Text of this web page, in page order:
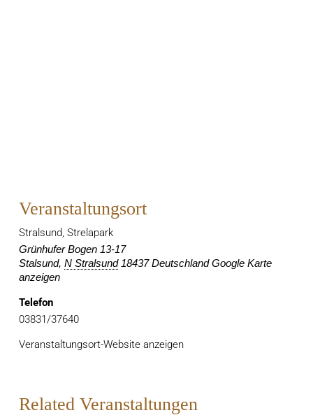
Veranstaltungsort
Stralsund, Strelapark
Grünhufer Bogen 13-17
Stalsund, N Stralsund 18437 Deutschland Google Karte
anzeigen
Telefon
03831/37640
Veranstaltungsort-Website anzeigen
Related Veranstaltungen